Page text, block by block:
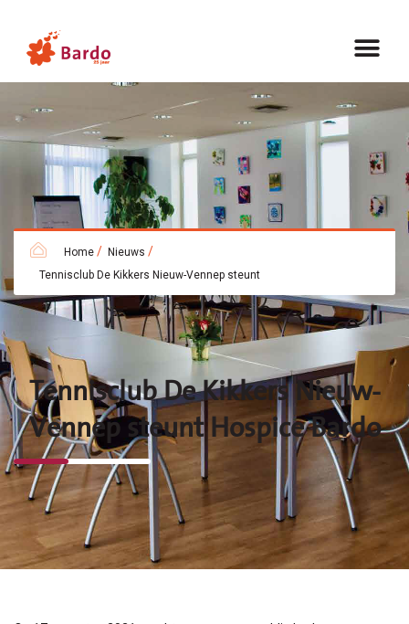
Home / Nieuws /
Tennisclub De Kikkers Nieuw-Vennep steunt
Tennisclub De Kikkers Nieuw-
Vennep steunt Hospice Bardo